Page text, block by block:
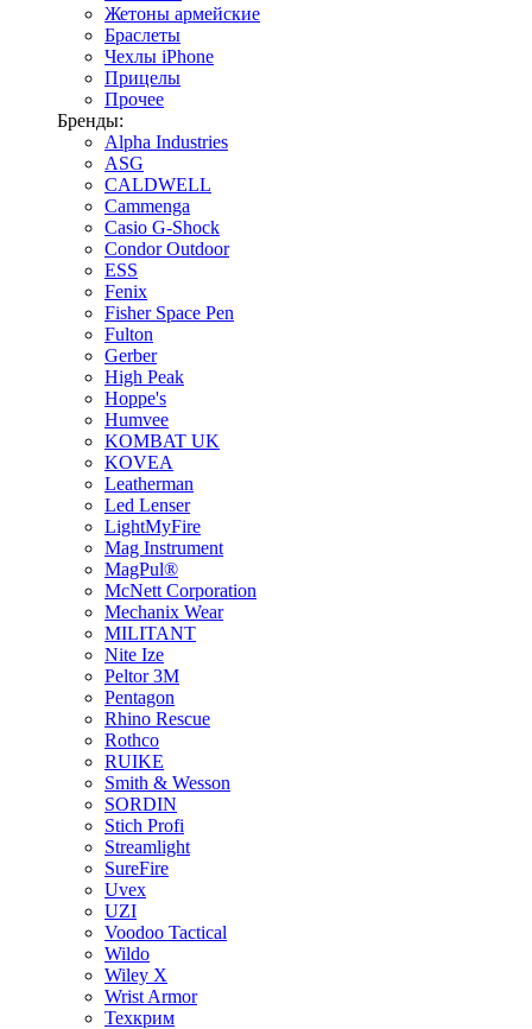
Жетоны армейские
Браслеты
Чехлы iPhone
Прицелы
Прочее
Бренды:
Alpha Industries
ASG
CALDWELL
Cammenga
Casio G-Shock
Condor Outdoor
ESS
Fenix
Fisher Space Pen
Fulton
Gerber
High Peak
Hoppe's
Humvee
KOMBAT UK
KOVEA
Leatherman
Led Lenser
LightMyFire
Mag Instrument
MagPul®
McNett Corporation
Mechanix Wear
MILITANT
Nite Ize
Peltor 3M
Pentagon
Rhino Rescue
Rothco
RUIKE
Smith & Wesson
SORDIN
Stich Profi
Streamlight
SureFire
Uvex
UZI
Voodoo Tactical
Wildo
Wiley X
Wrist Armor
Техкрим